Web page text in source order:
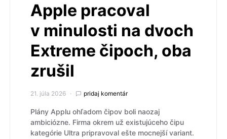
Apple pracoval
v minulosti na dvoch
Extreme čipoch, oba
zrušil
21. júla 2026 pridaj komentár
Plány Applu ohľadom čipov boli naozaj
ambiciózne. Firma okrem už existujúceho čipu
kategórie Ultra pripravoval ešte mocnejší variant.